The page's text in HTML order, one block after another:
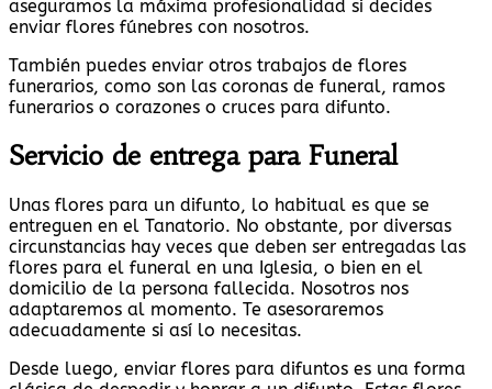
aseguramos la máxima profesionalidad si decides
enviar flores fúnebres con nosotros.
También puedes enviar otros trabajos de flores
funerarios, como son las coronas de funeral, ramos
funerarios o corazones o cruces para difunto.
Servicio de entrega para Funeral
Unas flores para un difunto, lo habitual es que se
entreguen en el Tanatorio. No obstante, por diversas
circunstancias hay veces que deben ser entregadas las
flores para el funeral en una Iglesia, o bien en el
domicilio de la persona fallecida. Nosotros nos
adaptaremos al momento. Te asesoraremos
adecuadamente si así lo necesitas.
Desde luego, enviar flores para difuntos es una forma